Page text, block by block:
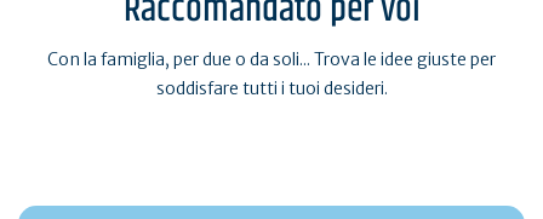
Con la famiglia, per due o da soli... Trova le idee giuste per
soddisfare tutti i tuoi desideri.